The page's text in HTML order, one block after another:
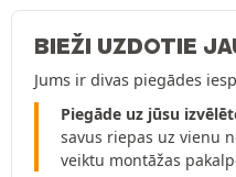
BIEŽI UZDOTIE
Jums ir divas piegādes
Piegāde uz jūsu
savus riepas uz vienu
veiktu montāžas